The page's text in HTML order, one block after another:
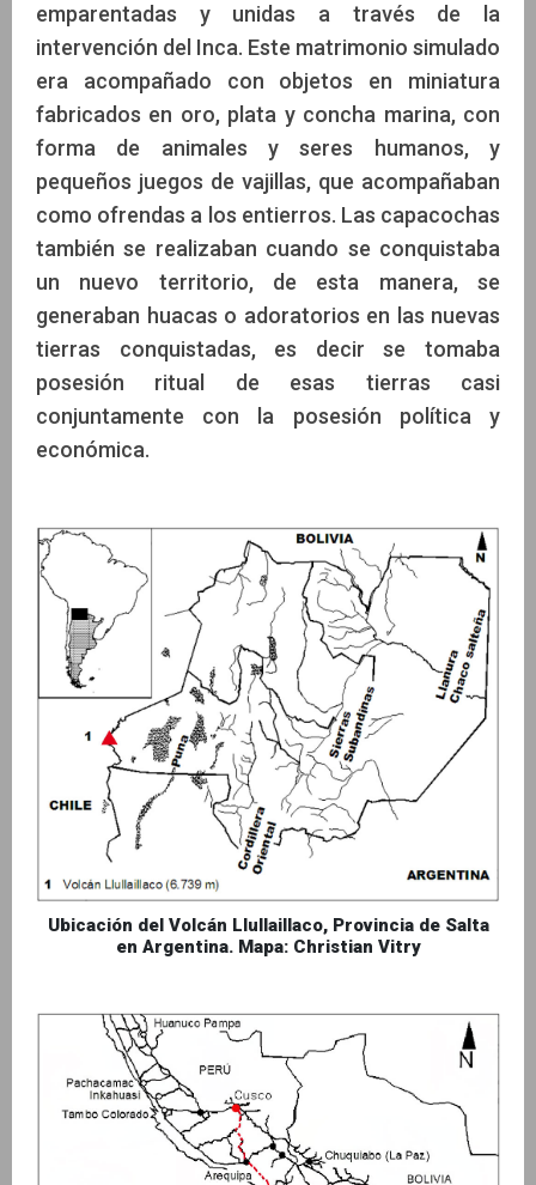
emparentadas y unidas a través de la
intervención del Inca. Este matrimonio simulado
era acompañado con objetos en miniatura
fabricados en oro, plata y concha marina, con
forma de animales y seres humanos, y
pequeños juegos de vajillas, que acompañaban
como ofrendas a los entierros. Las capacochas
también se realizaban cuando se conquistaba
un nuevo territorio, de esta manera, se
generaban huacas o adoratorios en las nuevas
tierras conquistadas, es decir se tomaba
posesión ritual de esas tierras casi
conjuntamente con la posesión política y
económica.
Ubicación del Volcán Llullaillaco, Provincia de Salta
en Argentina. Mapa: Christian Vitry